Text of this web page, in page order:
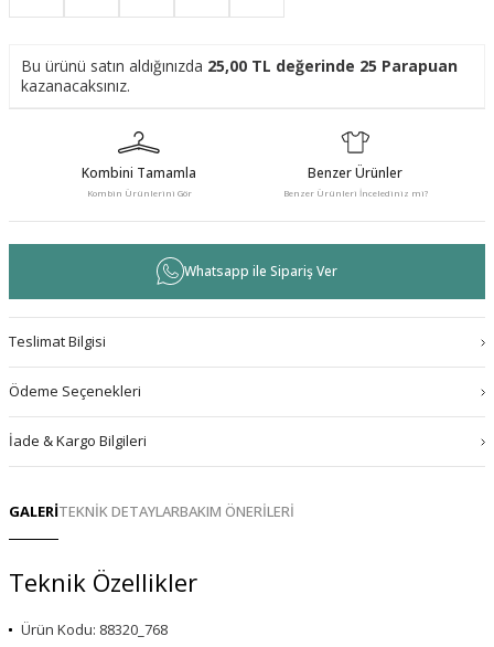
GALERİTEKNİK DETAYLARBAKIM ÖNERİLERİ
Teknik Özellikler
Ürün Kodu: 88320_768
Bu ürünü satın aldığınızda 25,00 TL değerinde 25 Parapuan
kazanacaksınız.
Kombini Tamamla
Kombin Ürünlerini Gör
Benzer Ürünler
Benzer Ürünleri İncelediniz mi?
Whatsapp ile Sipariş Ver
Teslimat Bilgisi
Ödeme Seçenekleri
İade & Kargo Bilgileri